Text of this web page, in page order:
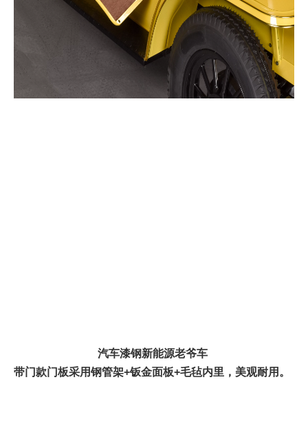
汽车漆钢新能源老爷车
带门款门板采用钢管架+钣金面板+毛毡内里，美观耐用。